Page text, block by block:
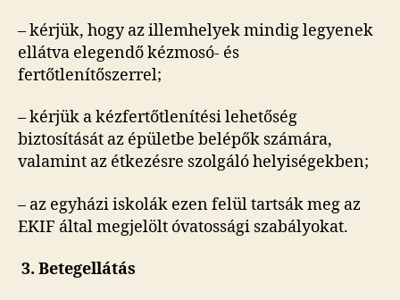
– kérjük, hogy az illemhelyek mindig legyenek
ellátva elegendő kézmosó- és
fertőtlenítőszerrel;
– kérjük a kézfertőtlenítési lehetőség
biztosítását az épületbe belépők számára,
valamint az étkezésre szolgáló helyiségekben;
– az egyházi iskolák ezen felül tartsák meg az
EKIF által megjelölt óvatossági szabályokat.
3. Betegellátás